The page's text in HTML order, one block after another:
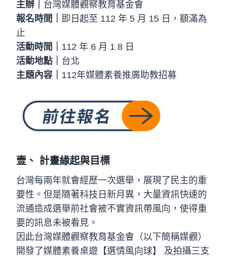
主辦｜ 台灣媒體觀察教育基金會
報名時間｜ 即日起至 112 年 5 月 15 日，額滿為
止
活動時間｜ 112 年 6 月 1 8 日
活動地點｜ 台北
主題內容｜ 112年媒體素養推廣助教招募
壹、 計畫緣起與目標
台灣每兩年就會經歷一次選舉，展現了民主的重
要性。但是隨著科技日新月異，大量資訊快速的
流通造成選舉前社會被不實資訊帶風向，使得重
要的訊息未被看見。
因此台灣媒體觀察教育基金會（以下簡稱媒觀）
開發了媒體素養桌遊【選情風向球】 及拍攝三支